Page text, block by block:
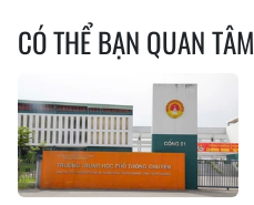
CÓ THỂ BẠN QUAN TÂM